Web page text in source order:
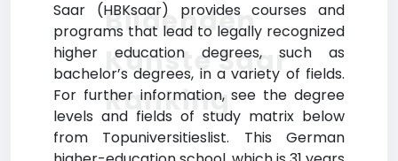
Saar (HBKsaar) provides courses and
programs that lead to legally recognized
higher education degrees, such as
bachelor’s degrees, in a variety of fields.
For further information, see the degree
levels and fields of study matrix below
from Topuniversitieslist. This German
Bildenden
Künste Saar
Ranking